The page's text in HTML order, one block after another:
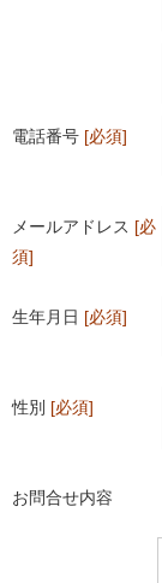
電話番号 [必須]
メールアドレス [必
須]
生年月日 [必須]
性別 [必須]
お問合せ内容